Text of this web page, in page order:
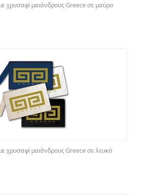
χρυσαφί μαιάνδρους Greece σε μαύρο
χρυσαφί μαιάνδρους Greece σε λευκό